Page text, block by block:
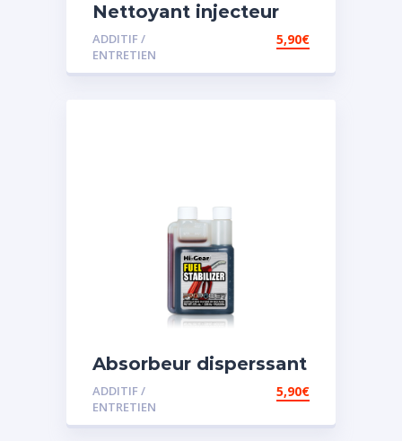
Nettoyant injecteur
diesel
ADDITIF /
ENTRETIEN
5,90€
Absorbeur disperssant
d’eau pour carburant
ADDITIF /
ENTRETIEN
5,90€